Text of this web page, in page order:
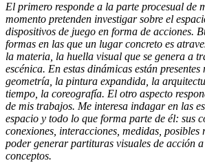
El primero responde a la parte procesual de
momento pretenden investigar sobre el
dispositivos de juego en forma de acciones.
formas en las que un lugar concreto es
la materia, la huella visual que se genera a
escénica. En estas dinámicas están
geometría, la pintura expandida, la
tiempo, la coreografía. El otro aspecto
de mis trabajos. Me interesa indagar en las
espacio y todo lo que forma parte de él: sus
conexiones, interacciones, medidas,
poder generar partituras visuales de acción
conceptos.